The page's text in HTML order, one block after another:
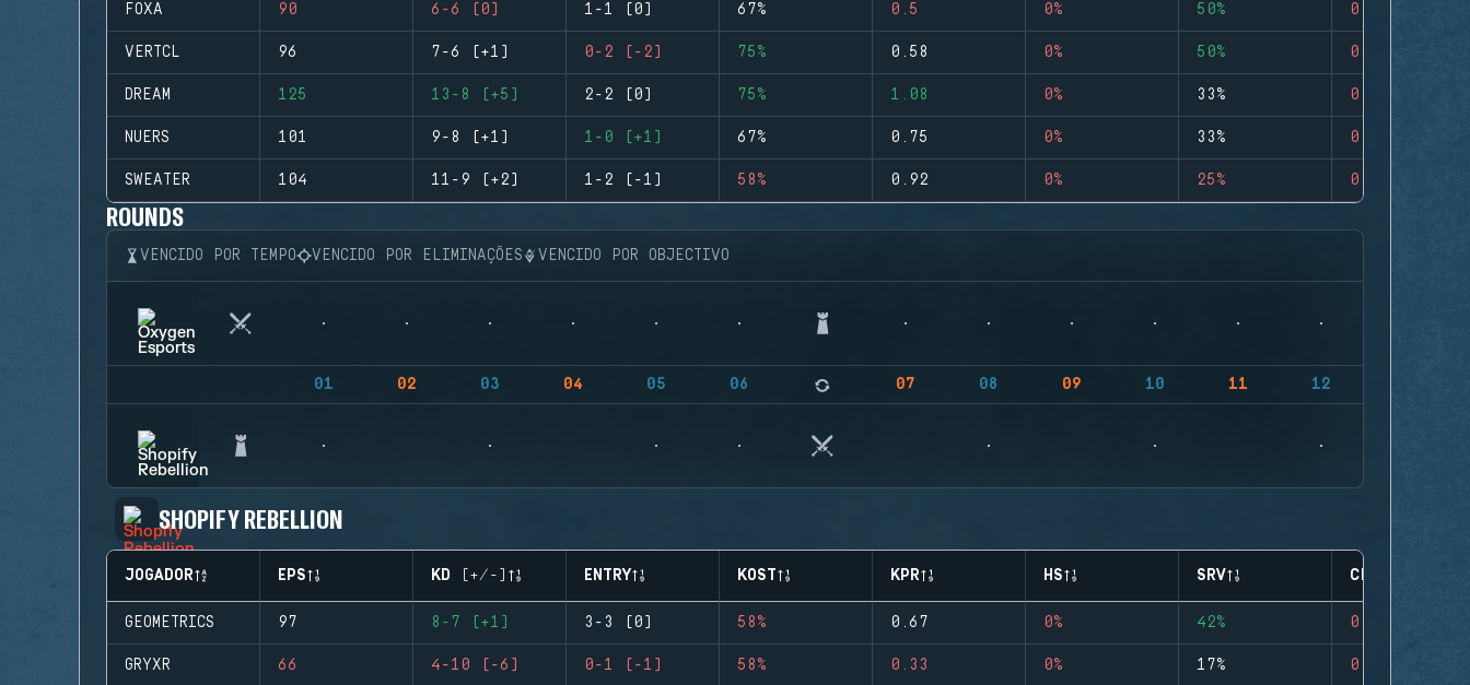
FOXA 90 6-6 (0) 1-1 (0) 67% 0.5 0% 50% 0
VERTCL 96 7-6 (+1) 0-2 (-2) 75% 0.58 0% 50% 0
DREAM 125 13-8 (+5) 2-2 (0) 75% 1.08 0% 33% 0
NUERS 101 9-8 (+1) 1-0 (+1) 67% 0.75 0% 33% 0
SWEATER 104 11-9 (+2) 1-2 (-1) 58% 0.92 0% 25% 0
ROUNDS
VENCIDO POR TEMPO VENCIDO POR ELIMINAÇÕES VENCIDO POR OBJECTIVO
01 02 03 04 05 06 07 08 09 10 11 12
SHOPIFY REBELLION
JOGADOR EPS KD (+/-) ENTRY KOST KPR HS SRV CLUTCHES
GEOMETRICS 97 8-7 (+1) 3-3 (0) 58% 0.67 0% 42% 0
GRYXR 66 4-10 (-6) 0-1 (-1) 58% 0.33 0% 17% 0